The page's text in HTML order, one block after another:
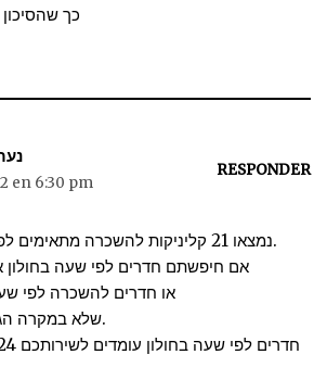
כך
en 6:30 pm
RESPONDER
נמצאו 21 קליניקות להשכרה מתאימים לפי החיפוש שלכם.
אם חיפשתם חדרים לפי שעה בחולון
או חדרים להשכרה לפי
שלא במקרה הגעתם לאתר הזה.